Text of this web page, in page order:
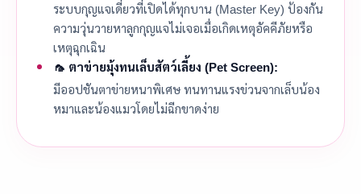
ระบบกุญแจเดี่ยวที่เปิดได้ทุกบาน (Master Key) ป้องกัน
ความวุ่นวายหาลูกกุญแจไม่เจอเมื่อเกิดเหตุอัคคีภัยหรือ
เหตุฉุกเฉิน
🦟 ตาข่ายมุ้งทนเล็บสัตว์เลี้ยง (Pet Screen):
มีออปชันตาข่ายหนาพิเศษ ทนทานแรงข่วนจากเล็บน้อง
หมาและน้องแมวโดยไม่ฉีกขาดง่าย